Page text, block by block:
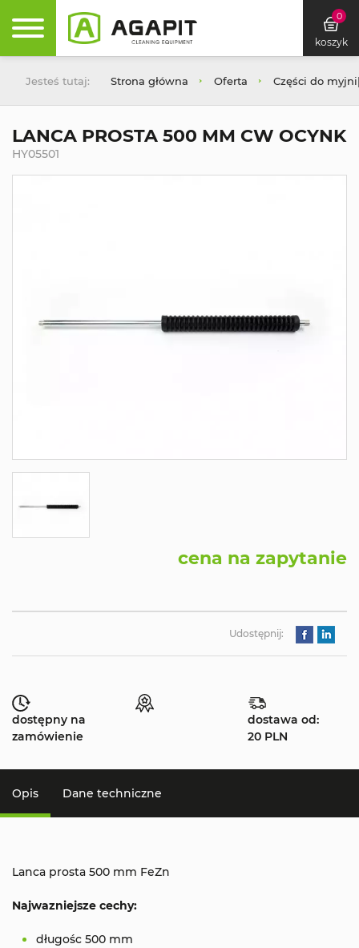
0
koszyk
Jesteś tutaj: Strona główna Oferta Części do
LANCA PROSTA 500 MM CW OCYNK
HY05501
cena na zapytanie
Udostępnij:
dostępny na
zamówienie
dostawa od:
20 PLN
Opis Dane techniczne
Lanca prosta 500 mm FeZn
Najwazniejsze cechy:
długośc 500 mm